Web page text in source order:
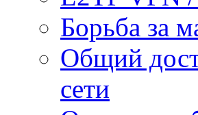
Борьба за
Общий
сети